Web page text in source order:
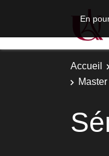
En
Accueil